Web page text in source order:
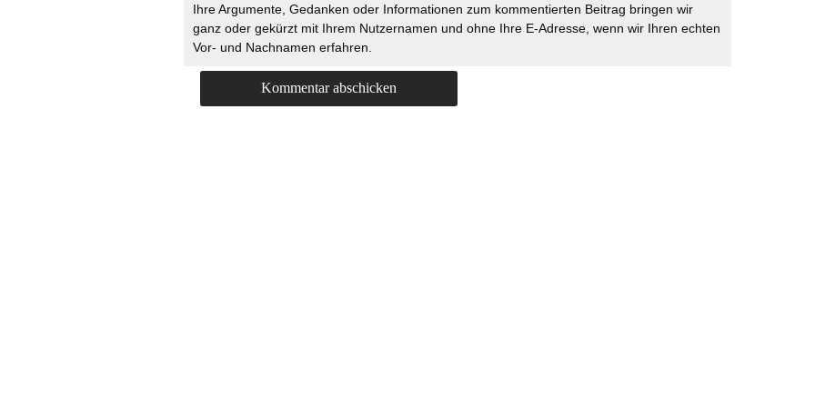
Ihre Argumente, Gedanken oder Informationen zum kommentierten Beitrag bringen wir
ganz oder gekürzt mit Ihrem Nutzernamen und ohne Ihre E-Adresse, wenn wir Ihren echten
Vor- und Nachnamen erfahren.